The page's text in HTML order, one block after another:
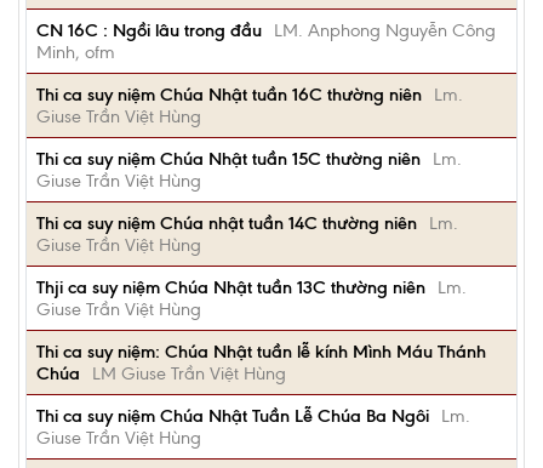
CN 16C : Ngồi lâu trong đầu
LM. Anphong Nguyễn Công
Minh, ofm
Thi ca suy niệm Chúa Nhật tuần 16C thường niên
Lm.
Giuse Trần Việt Hùng
Thi ca suy niệm Chúa Nhật tuần 15C thường niên
Lm.
Giuse Trần Việt Hùng
Thi ca suy niệm Chúa nhật tuần 14C thường niên
Lm.
Giuse Trần Việt Hùng
Thji ca suy niệm Chúa Nhật tuần 13C thường niên
Lm.
Giuse Trần Việt Hùng
Thi ca suy niệm: Chúa Nhật tuần lễ kính Mình Máu Thánh
Chúa
LM Giuse Trần Việt Hùng
Thi ca suy niệm Chúa Nhật Tuần Lễ Chúa Ba Ngôi
Lm.
Giuse Trần Việt Hùng